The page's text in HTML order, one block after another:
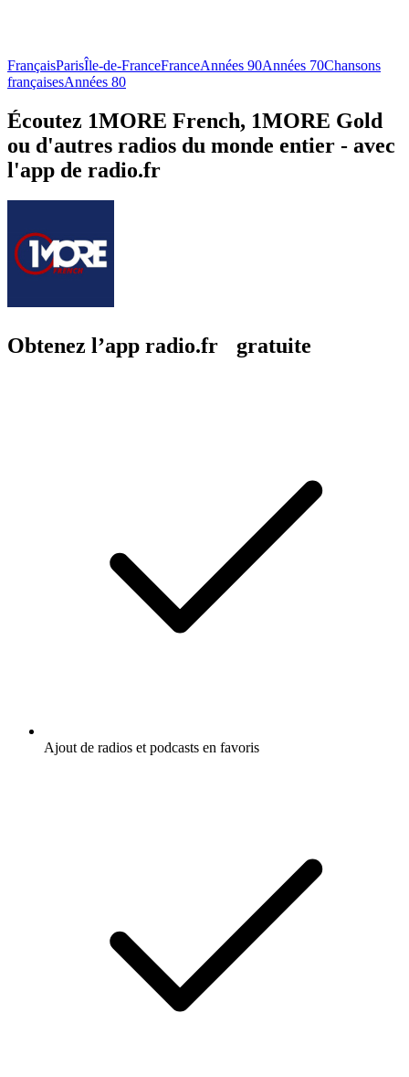
FrançaisParisÎle-de-FranceFranceAnnées 90Années 70Chansons
françaisesAnnées 80
Écoutez 1MORE French, 1MORE Gold
ou d'autres radios du monde entier - avec
l'app de radio.fr
Obtenez l’app radio.fr gratuite
Ajout de radios et podcasts en favoris